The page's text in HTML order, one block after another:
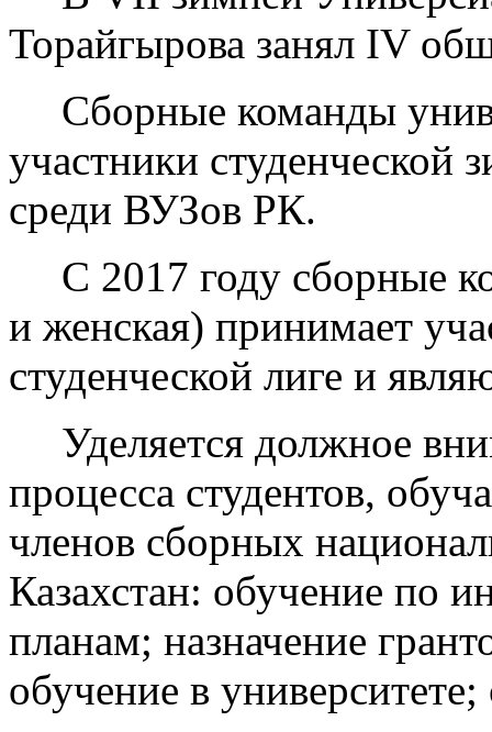
Торайгырова занял IV
Сборные команды
участники студенческой
среди ВУЗов РК.
С 2017 году сборные
и женская) принимает
студенческой лиге и
Уделяется должное
процесса студентов,
членов сборных
Казахстан: обучение по
планам; назначение
обучение в